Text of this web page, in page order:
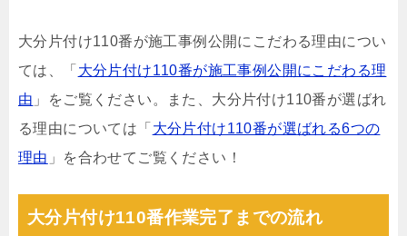
大分片付け110番が施工事例公開にこだわる理由につい
ては、「 大分片付け110番が施工事例公開にこだわる理
由 」をご覧ください。また、大分片付け110番が選ばれ
る理由については「 大分片付け110番が選ばれる6つの
理由 」を合わせてご覧ください！
大分片付け110番作業完了までの流れ